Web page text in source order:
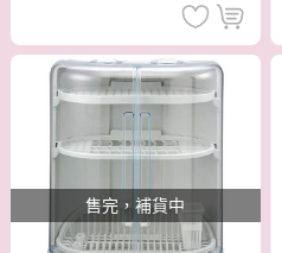
售完，補貨中